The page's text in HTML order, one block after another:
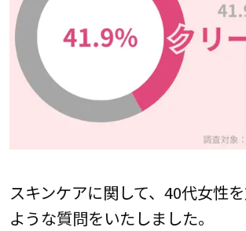
スキンケアに関して、40代女性
ような質問をいたしました。